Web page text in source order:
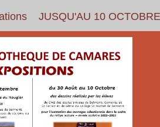
JUSQU'AU 10 OCTOBRE